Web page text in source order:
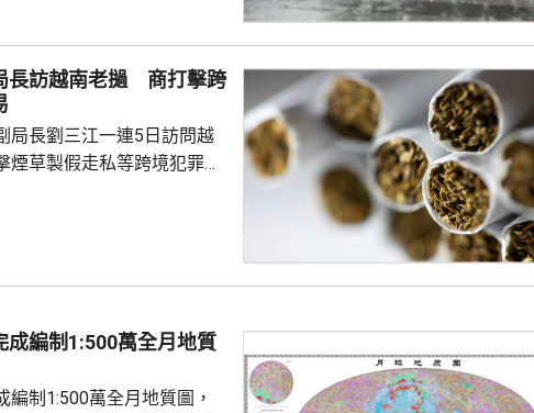
開始，累計最大降雨量
修道路並恢復通信。 渭南
情，有山泥傾瀉導致民房倒
當局正搜...
長訪越南老撾 商打擊跨
局長劉三江一連5日訪問越
煙草製假走私等跨境犯罪和
執法協作和情報信息互通、
發揮北部灣海域聯合巡邏機
和情報互通。 劉三江在
有關負責人舉行工作...
成編制1:500萬全月地質
編制1:500萬全月地質圖，